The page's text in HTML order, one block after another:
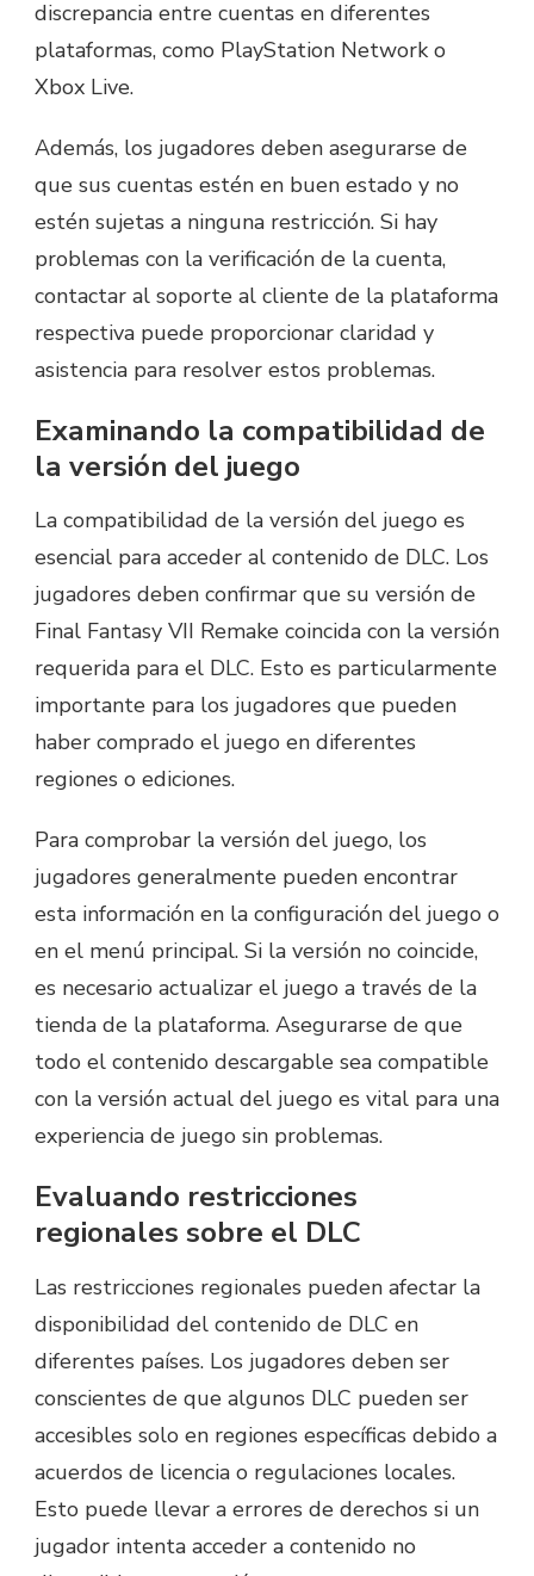
discrepancia entre cuentas en diferentes
plataformas, como PlayStation Network o
Xbox Live.
Además, los jugadores deben asegurarse de
que sus cuentas estén en buen estado y no
estén sujetas a ninguna restricción. Si hay
problemas con la verificación de la cuenta,
contactar al soporte al cliente de la plataforma
respectiva puede proporcionar claridad y
asistencia para resolver estos problemas.
Examinando la compatibilidad de
la versión del juego
La compatibilidad de la versión del juego es
esencial para acceder al contenido de DLC. Los
jugadores deben confirmar que su versión de
Final Fantasy VII Remake coincida con la versión
requerida para el DLC. Esto es particularmente
importante para los jugadores que pueden
haber comprado el juego en diferentes
regiones o ediciones.
Para comprobar la versión del juego, los
jugadores generalmente pueden encontrar
esta información en la configuración del juego o
en el menú principal. Si la versión no coincide,
es necesario actualizar el juego a través de la
tienda de la plataforma. Asegurarse de que
todo el contenido descargable sea compatible
con la versión actual del juego es vital para una
experiencia de juego sin problemas.
Evaluando restricciones
regionales sobre el DLC
Las restricciones regionales pueden afectar la
disponibilidad del contenido de DLC en
diferentes países. Los jugadores deben ser
conscientes de que algunos DLC pueden ser
accesibles solo en regiones específicas debido a
acuerdos de licencia o regulaciones locales.
Esto puede llevar a errores de derechos si un
jugador intenta acceder a contenido no